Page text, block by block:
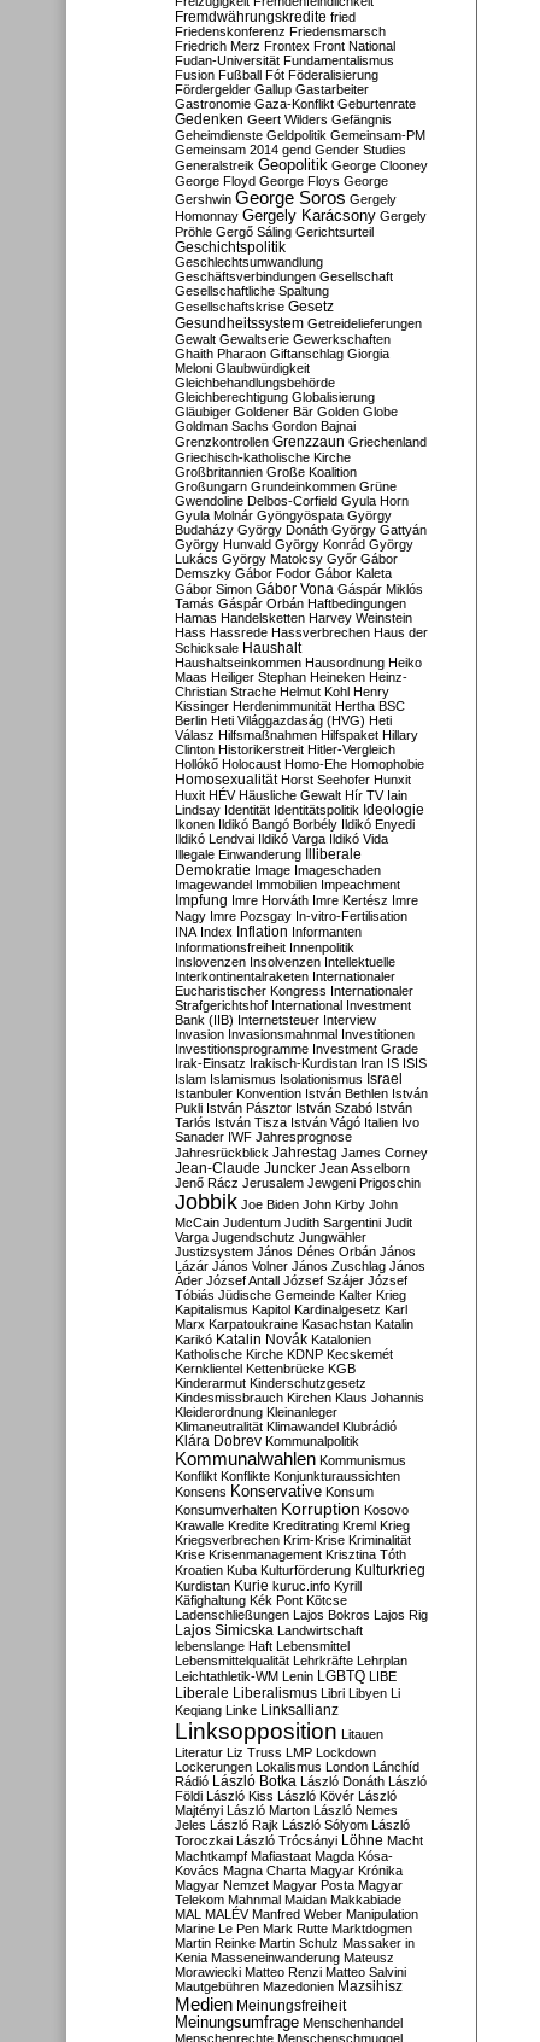
Fremdwährungskredite fried
Friedenskonferenz Friedensmarsch
Friedrich Merz Frontex Front National
Fudan-Universität Fundamentalismus
Fusion Fußball Fót Föderalisierung
Fördergelder Gallup Gastarbeiter
Gastronomie Gaza-Konflikt Geburtenrate
Gedenken Geert Wilders Gefängnis
Geheimdienste Geldpolitik Gemeinsam-PM
Gemeinsam 2014 gend Gender Studies
Generalstreik Geopolitik George Clooney
George Floyd George Floys George
Gershwin George Soros Gergely
Homonnay Gergely Karácsony Gergely
Pröhle Gergő Sáling Gerichtsurteil
Geschichtspolitik
Geschlechtsumwandlung
Geschäftsverbindungen Gesellschaft
Gesellschaftliche Spaltung
Gesellschaftskrise Gesetz
Gesundheitssystem Getreidelieferungen
Gewalt Gewaltserie Gewerkschaften
Ghaith Pharaon Giftanschlag Giorgia
Meloni Glaubwürdigkeit
Gleichbehandlungsbehörde
Gleichberechtigung Globalisierung
Gläubiger Goldener Bär Golden Globe
Goldman Sachs Gordon Bajnai
Grenzkontrollen Grenzzaun Griechenland
Griechisch-katholische Kirche
Großbritannien Große Koalition
Großungarn Grundeinkommen Grüne
Gwendoline Delbos-Corfield Gyula Horn
Gyula Molnár Gyöngyöspata György
Budaházy György Donáth György Gattyán
György Hunvald György Konrád György
Lukács György Matolcsy Győr Gábor
Demszky Gábor Fodor Gábor Kaleta
Gábor Simon Gábor Vona Gáspár Miklós
Tamás Gáspár Orbán Haftbedingungen
Hamas Handelsketten Harvey Weinstein
Hass Hassrede Hassverbrechen Haus der
Schicksale Haushalt
Haushaltseinkommen Hausordnung Heiko
Maas Heiliger Stephan Heineken Heinz-
Christian Strache Helmut Kohl Henry
Kissinger Herdenimmunität Hertha BSC
Berlin Heti Világgazdaság (HVG) Heti
Válasz Hilfsmaßnahmen Hilfspaket Hillary
Clinton Historikerstreit Hitler-Vergleich
Hollókő Holocaust Homo-Ehe Homophobie
Homosexualität Horst Seehofer Hunxit
Huxit HÉV Häusliche Gewalt Hír TV Iain
Lindsay Identität Identitätspolitik Ideologie
Ikonen Ildikó Bangó Borbély Ildikó Enyedi
Ildikó Lendvai Ildikó Varga Ildikó Vida
Illegale Einwanderung Illiberale
Demokratie Image Imageschaden
Imagewandel Immobilien Impeachment
Impfung Imre Horváth Imre Kertész Imre
Nagy Imre Pozsgay In-vitro-Fertilisation
INA Index Inflation Informanten
Informationsfreiheit Innenpolitik
Inslovenzen Insolvenzen Intellektuelle
Interkontinentalraketen Internationaler
Eucharistischer Kongress Internationaler
Strafgerichtshof International Investment
Bank (IIB) Internetsteuer Interview
Invasion Invasionsmahnmal Investitionen
Investitionsprogramme Investment Grade
Irak-Einsatz Irakisch-Kurdistan Iran IS ISIS
Islam Islamismus Isolationismus Israel
Istanbuler Konvention István Bethlen István
Pukli István Pásztor István Szabó István
Tarlós István Tisza István Vágó Italien Ivo
Sanader IWF Jahresprognose
Jahresrückblick Jahrestag James Corney
Jean-Claude Juncker Jean Asselborn
Jenő Rácz Jerusalem Jewgeni Prigoschin
Jobbik Joe Biden John Kirby John
McCain Judentum Judith Sargentini Judit
Varga Jugendschutz Jungwähler
Justizsystem János Dénes Orbán János
Lázár János Volner János Zuschlag János
Áder József Antall József Szájer József
Tóbiás Jüdische Gemeinde Kalter Krieg
Kapitalismus Kapitol Kardinalgesetz Karl
Marx Karpatoukraine Kasachstan Katalin
Karikó Katalin Novák Katalonien
Katholische Kirche KDNP Kecskemét
Kernklientel Kettenbrücke KGB
Kinderarmut Kinderschutzgesetz
Kindesmissbrauch Kirchen Klaus Johannis
Kleiderordnung Kleinanleger
Klimaneutralität Klimawandel Klubrádió
Klára Dobrev Kommunalpolitik
Kommunalwahlen Kommunismus
Konflikt Konflikte Konjunkturaussichten
Konsens Konservative Konsum
Konsumverhalten Korruption Kosovo
Krawalle Kredite Kreditrating Kreml Krieg
Kriegsverbrechen Krim-Krise Kriminalität
Krise Krisenmanagement Krisztina Tóth
Kroatien Kuba Kulturförderung Kulturkrieg
Kurdistan Kurie kuruc.info Kyrill
Käfighaltung Kék Pont Kötcse
Ladenschließungen Lajos Bokros Lajos Rig
Lajos Simicska Landwirtschaft
lebenslange Haft Lebensmittel
Lebensmittelqualität Lehrkräfte Lehrplan
Leichtathletik-WM Lenin LGBTQ LIBE
Liberale Liberalismus Libri Libyen Li
Keqiang Linke Linksallianz
Linksopposition Litauen
Literatur Liz Truss LMP Lockdown
Lockerungen Lokalismus London Lánchíd
Rádió
László Botka László Donáth László
Földi László Kiss László Kövér László
Majtényi László Marton László Nemes
Jeles László Rajk László Sólyom László
Toroczkai László Trócsányi Löhne Macht
Machtkampf Mafiastaat Magda Kósa-
Kovács Magna Charta Magyar Krónika
Magyar Nemzet Magyar Posta Magyar
Telekom Mahnmal Maidan Makkabiade
MAL MALÉV Manfred Weber Manipulation
Marine Le Pen Mark Rutte Marktdogmen
Martin Reinke Martin Schulz Massaker in
Kenia Masseneinwanderung Mateusz
Morawiecki Matteo Renzi Matteo Salvini
Mautgebühren Mazedonien Mazsihisz
Medien Meinungsfreiheit
Meinungsumfrage Menschenhandel
Menschenrechte Menschenschmuggel